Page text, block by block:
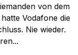
von dem
Vodafone die
Nie wieder.